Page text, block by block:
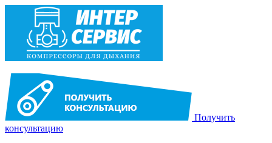
Получить
консультацию